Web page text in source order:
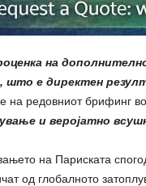
на
што е директен
на редовниот брифинг
и веројатно
на Париската
од глобалното